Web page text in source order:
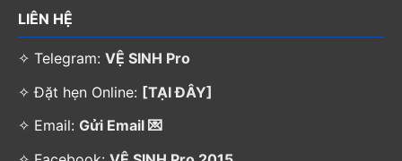
LIÊN HỆ
✧ Telegram: VỆ SINH Pro
✧ Đặt hẹn Online: [TẠI ĐÂY]
✧ Email: Gửi Email 💌